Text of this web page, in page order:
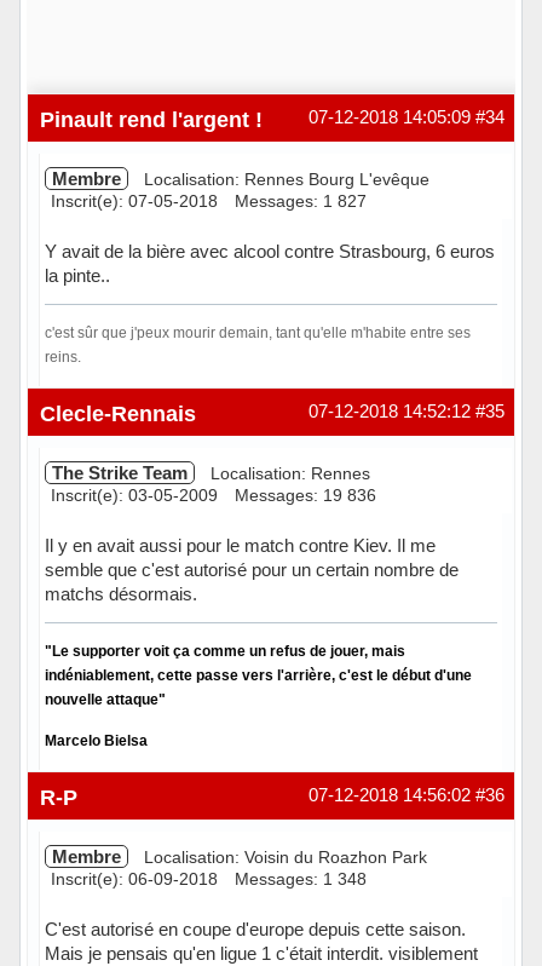
#34
07-12-2018 14:05:09
Pinault rend l'argent !
Membre
Localisation: Rennes Bourg L'evêque
Inscrit(e): 07-05-2018
Messages: 1 827
Y avait de la bière avec alcool contre Strasbourg, 6 euros
la pinte..
c'est sûr que j'peux mourir demain, tant qu'elle m'habite entre ses
reins.
Hors ligne #35
07-12-2018 14:52:12
Clecle-Rennais
The Strike Team
Localisation: Rennes
Inscrit(e): 03-05-2009
Messages: 19 836
Il y en avait aussi pour le match contre Kiev. Il me
semble que c'est autorisé pour un certain nombre de
matchs désormais.
"Le supporter voit ça comme un refus de jouer, mais
indéniablement, cette passe vers l'arrière, c'est le début d'une
nouvelle attaque"
Marcelo Bielsa
Hors ligne #36
07-12-2018 14:56:02
R-P
Membre
Localisation: Voisin du Roazhon Park
Inscrit(e): 06-09-2018
Messages: 1 348
C'est autorisé en coupe d'europe depuis cette saison.
Mais je pensais qu'en ligue 1 c'était interdit. visiblement